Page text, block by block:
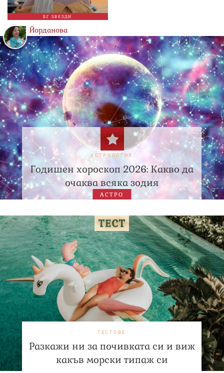
БГ ЗВЕЗДИ
Йорданова
АСТРОЛОГИЯ
Годишен хороскоп 2026: Какво да
очаква всяка зодия
АСТРО
ТЕСТОВЕ
Разкажи ни за почивката си и виж
какъв морски типаж си